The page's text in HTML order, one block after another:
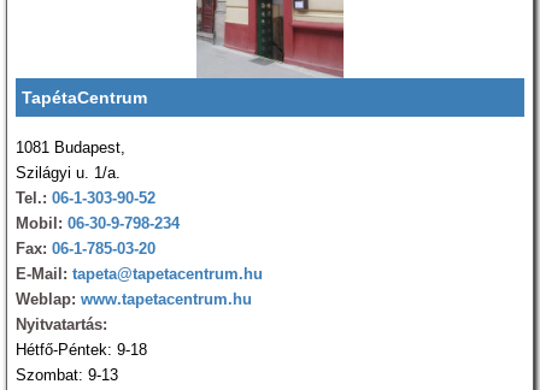
TapétaCentrum
1081 Budapest,
Szilágyi u. 1/a.
Tel.: 06-1-303-90-52
Mobil: 06-30-9-798-234
Fax: 06-1-785-03-20
E-Mail: tapeta@tapetacentrum.hu
Weblap: www.tapetacentrum.hu
Nyitvatartás:
Hétfő-Péntek: 9-18
Szombat: 9-13